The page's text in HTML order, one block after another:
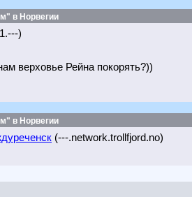
в Норвегии
)
верховье Рейна покорять?))
в Норвегии
(---.network.trollfjord.no)